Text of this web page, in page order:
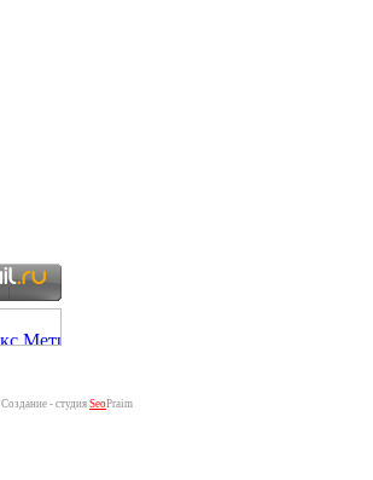
Создание - студия SeoPraim